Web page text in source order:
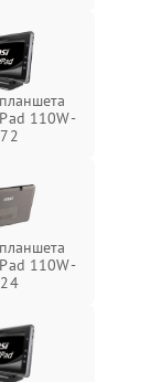
110W-
110W-